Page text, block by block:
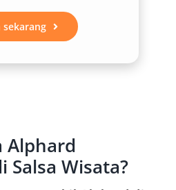
lepas kunci Majalengka.
bisa memilih sesuai
sendiri.
Alphard bulanan dan
Anda
sekarang
Alphard
Salsa Wisata?